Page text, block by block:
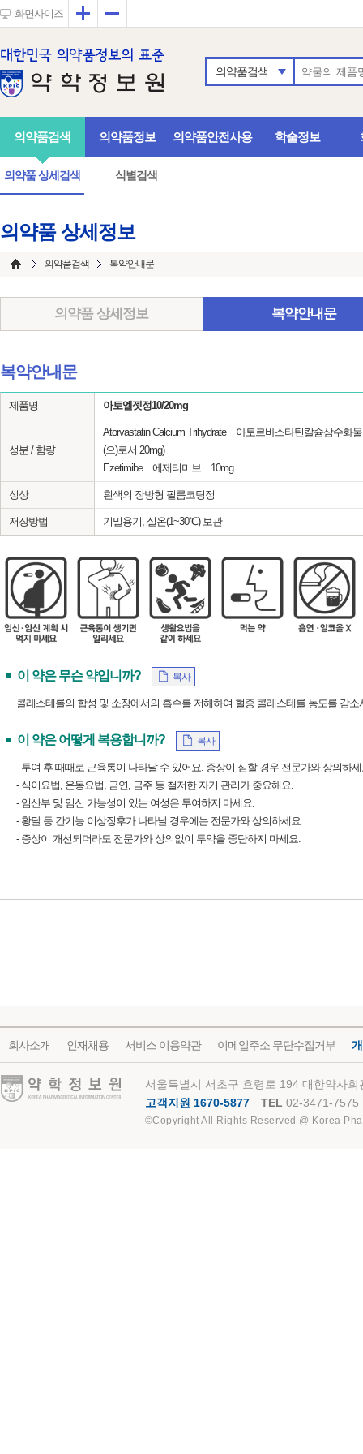
화면사이즈 확대
의약품검색
의약품검색
의약품 상세검색 식별검색
의약품정보 의약품안전사용 학술정보
의약품 상세정보
의약품검색 복약안내문
의약품 상세정보 복약안내문
복약안내문
제품명 아토엘젯정10/20mg
성분 / 함량
Atorvastatin Calcium Trihydrate 아토르바스타틴칼슘삼수화
(으)로서 20mg)
Ezetimibe 에제티미브 10mg
성상 흰색의 장방형 필름코팅정
저장방법 기밀용기, 실온(1~30℃) 보관
이 약은 무슨 약입니까? 복사
콜레스테롤의 합성 및 소장에서의 흡수를 저해하여 혈중 콜레스테롤 농도를 감소
이 약은 어떻게 복용합니까? 복사
- 투여 후 때때로 근육통이 나타날 수 있어요. 증상이 심할 경우 전문가와 상의하
- 식이요법, 운동요법, 금연, 금주 등 철저한 자기 관리가 중요해요.
- 임산부 및 임신 가능성이 있는 여성은 투여하지 마세요.
- 황달 등 간기능 이상징후가 나타날 경우에는 전문가와 상의하세요.
- 증상이 개선되더라도 전문가와 상의없이 투약을 중단하지 마세요.
회사소개 인재채용 서비스 이용약관 이메일주소 무단수집거부
약학정보원
서울특별시 서초구 효령로 194 대한약사
고객지원 1670-5877
TEL 02-3471-7575
©Copyright All Rights Reserved @ Korea